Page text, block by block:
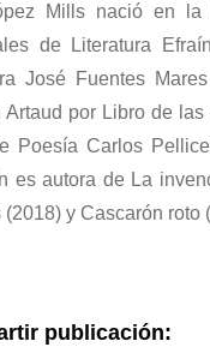
Mills nació en
de Literatura
José Fuentes Mares
Artaud por Libro de
Poesía Carlos
es autora de La
(2018) y Cascarón roto
publicación: